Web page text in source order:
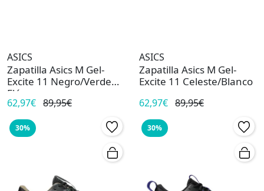
ASICS
Zapatilla Asics M Gel-
Excite 11 Negro/Verde
Flúor
62,97€ 89,95€
ASICS
Zapatilla Asics M Gel-
Excite 11 Celeste/Blanco
62,97€ 89,95€
30% 30%